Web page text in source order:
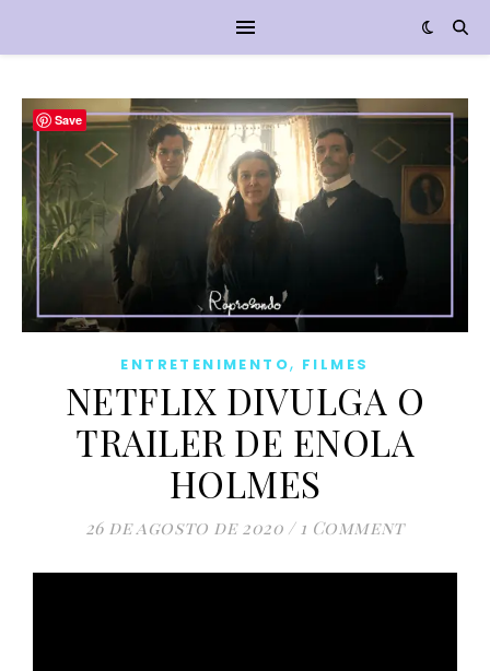
ENTRETENIMENTO, FILMES
NETFLIX DIVULGA O
TRAILER DE ENOLA
HOLMES
26 de agosto de 2020 / 1 Comment
Save